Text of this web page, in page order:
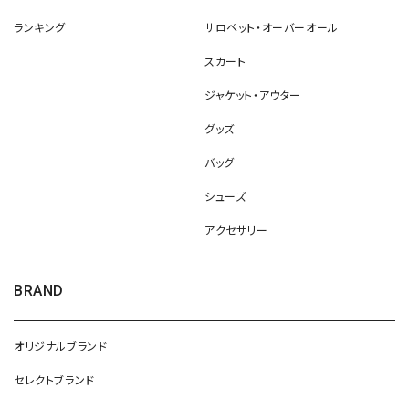
ランキング サロペット・オーバーオール
スカート
ジャケット・アウター
グッズ
バッグ
シューズ
アクセサリー
BRAND
オリジナルブランド
セレクトブランド